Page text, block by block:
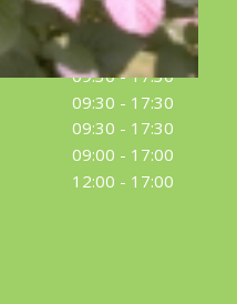
09:30 - 17:30
09:30 - 17:30
09:30 - 17:30
09:30 - 17:30
09:30 - 17:30
09:00 - 17:00
12:00 - 17:00